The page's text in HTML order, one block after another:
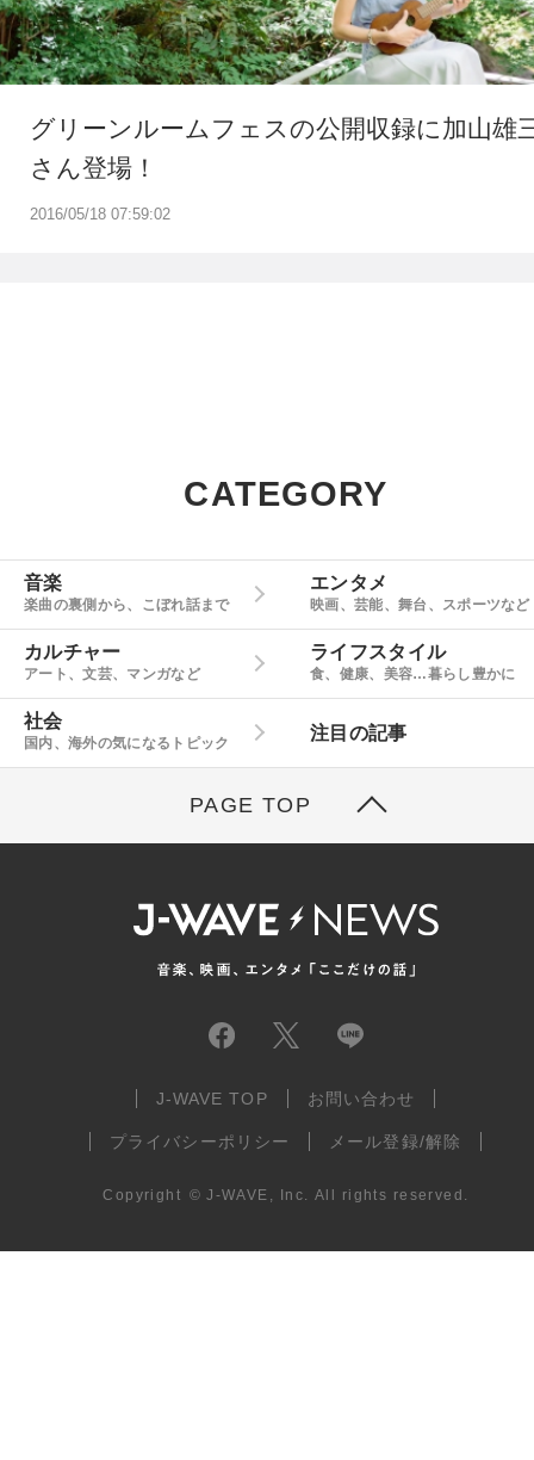
2016/05/18 07:59:02
グリーンルームフェスの公開収録に加山雄
さん登場！
CATEGORY
音楽
楽曲の裏側から、こぼれ話まで
エンタメ
映画、芸能、舞台、スポーツなど
カルチャー
アート、文芸、マンガなど
ライフスタイル
食、健康、美容…暮らし豊かに
社会
国内、海外の気になるトピック
注目の記事
PAGE TOP
J-WAVE TOP お問い合わせ
プライバシーポリシー メール登録/解除
Copyright © J-WAVE, Inc. All rights reserved.